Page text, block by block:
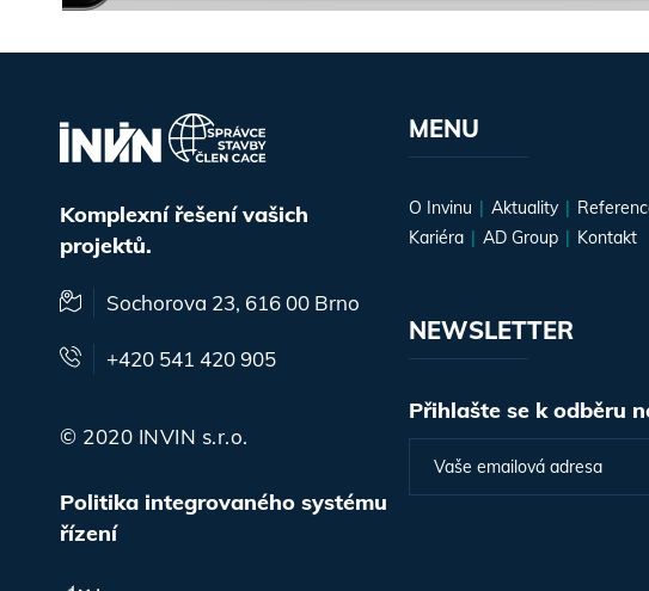
Komplexní řešení vašich
projektů.
Sochorova 23, 616 00 Brno
+420 541 420 905
© 2020 INVIN s.r.o.
Politika integrovaného systému
řízení
MENU
O Invinu Aktuality
Kariéra
AD Group Kontakt
NEWSLETTER
Přihlašte se k odběru